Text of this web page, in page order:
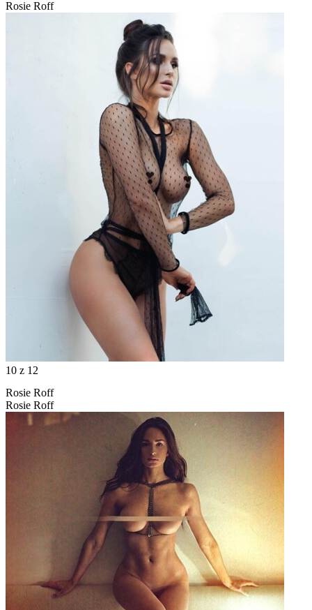
Rosie Roff
10 z 12
Rosie Roff
Rosie Roff